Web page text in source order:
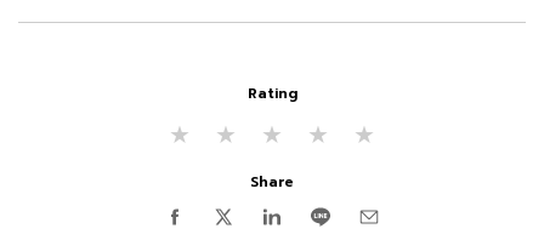
Rating
★
★
★
★
★
Share